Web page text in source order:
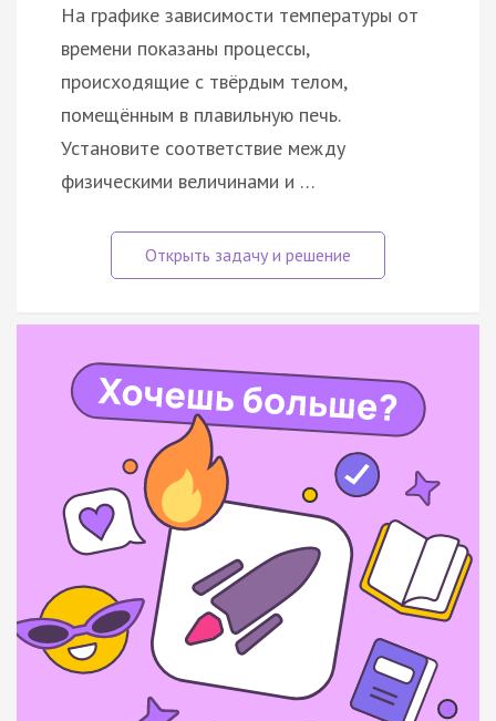
На графике зависимости температуры от
времени показаны процессы,
происходящие с твёрдым телом,
помещённым в плавильную печь.
Установите соответствие между
физическими величинами и …